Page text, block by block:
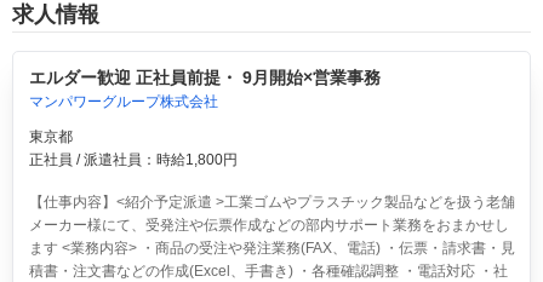
求人情報
エルダー歓迎 正社員前提・ 9月開始×営業事務
マンパワーグループ株式会社
東京都
正社員 / 派遣社員：時給1,800円
【仕事内容】<紹介予定派遣 >工業ゴムやプラスチック製品などを扱う老舗
メーカー様にて、受発注や伝票作成などの部内サポート業務をおまかせし
ます <業務内容> ・商品の受注や発注業務(FAX、電話) ・伝票・請求書・見
積書・注文書などの作成(Excel、手書き) ・各種確認調整 ・電話対応 ・社